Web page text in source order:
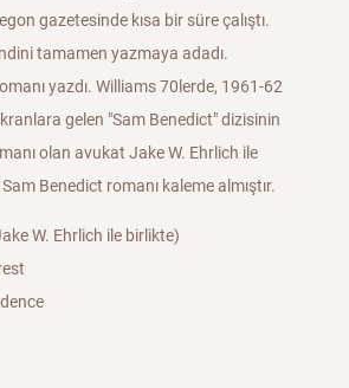
gazetesinde kısa bir süre çalıştı.
tamamen yazmaya adadı.
yazdı. Williams 70lerde, 1961-62
gelen "Sam Benedict" dizisinin
olan avukat Jake W. Ehrlich ile
Benedict romanı kaleme almıştır.
W. Ehrlich ile birlikte)